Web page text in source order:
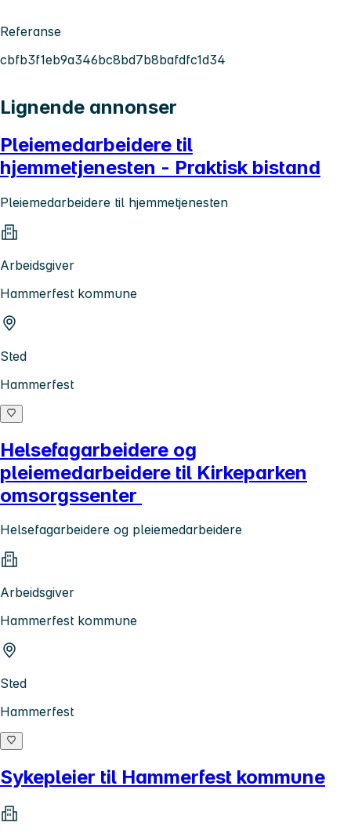
Referanse
cbfb3f1eb9a346bc8bd7b8bafdfc1d34
Lignende annonser
Pleiemedarbeidere til
hjemmetjenesten - Praktisk bistand
Pleiemedarbeidere til hjemmetjenesten
Arbeidsgiver
Hammerfest kommune
Sted
Hammerfest
Helsefagarbeidere og
pleiemedarbeidere til Kirkeparken
omsorgssenter
Helsefagarbeidere og pleiemedarbeidere
Arbeidsgiver
Hammerfest kommune
Sted
Hammerfest
Sykepleier til Hammerfest kommune